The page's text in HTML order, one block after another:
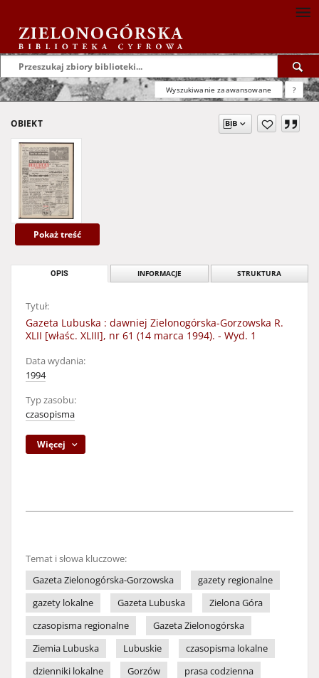
Wyszukiwanie zaawansowane ?
OBIEKT
Pokaż treść
OPIS INFORMACJE STRUKTURA
Tytuł:
Gazeta Lubuska : dawniej Zielonogórska-Gorzowska R.
XLII [właśc. XLIII], nr 61 (14 marca 1994). - Wyd. 1
Data wydania:
1994
Typ zasobu:
czasopisma
Więcej
Temat i słowa kluczowe:
Gazeta Zielonogórska-Gorzowska
gazety regionalne
gazety lokalne
Gazeta Lubuska
Zielona Góra
czasopisma regionalne
Gazeta Zielonogórska
Ziemia Lubuska
Lubuskie
czasopisma lokalne
dzienniki lokalne
Gorzów prasa codzienna